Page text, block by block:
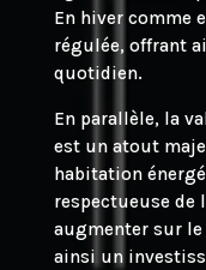
En hiver comme
régulée, offrant
quotidien.
En parallèle, la
est un atout
habitation
respectueuse de
augmenter sur
ainsi un